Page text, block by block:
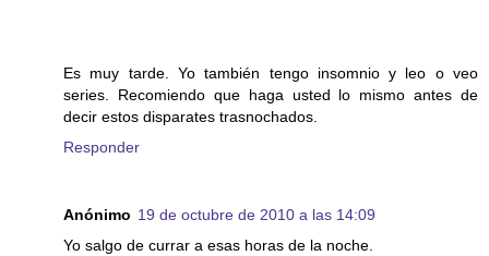
Es muy tarde. Yo también tengo insomnio y leo o veo
series. Recomiendo que haga usted lo mismo antes de
decir estos disparates trasnochados.
Responder
Anónimo 19 de octubre de 2010 a las 14:09
Yo salgo de currar a esas horas de la noche.